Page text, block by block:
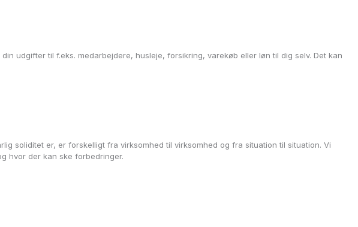
udgifter til f.eks. medarbejdere, husleje, forsikring, varekøb eller løn til dig selv. Det kan
soliditet er, er forskelligt fra virksomhed til virksomhed og fra situation til situation. Vi
hvor der kan ske forbedringer.